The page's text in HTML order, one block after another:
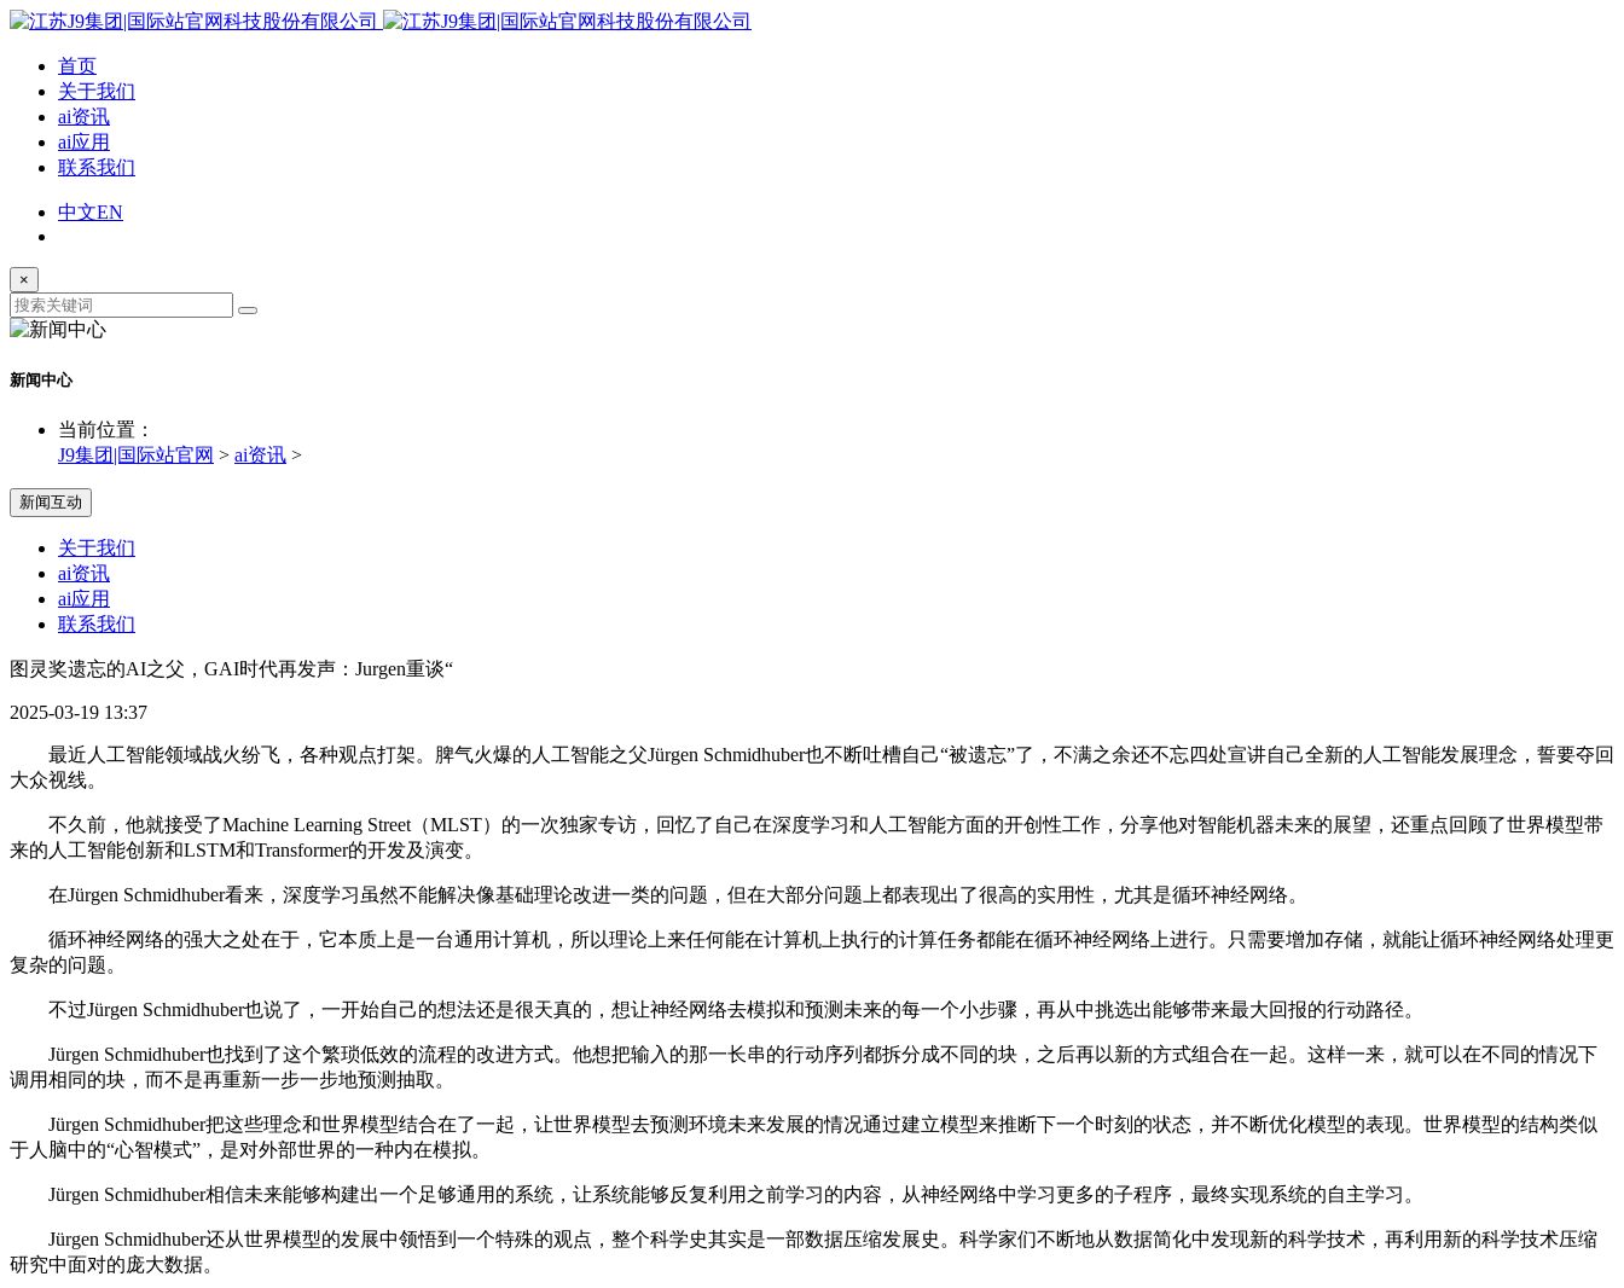
首页
关于我们
ai资讯
ai应用
联系我们
中文EN
×
新闻中心
当前位置：
J9集团|国际站官网 > ai资讯 >
新闻互动
关于我们
ai资讯
ai应用
联系我们
图灵奖遗忘的AI之父，GAI时代再发声：Jurgen重谈“
2025-03-19 13:37
最近人工智能领域战火纷飞，各种观点打架。脾气火爆的人工智能之父Jürgen Schmidhuber也不断吐槽自己“被遗忘”了，不满之余还不忘四处宣讲自己全新的人工智能发展理念，誓要夺回
大众视线。
不久前，他就接受了Machine Learning Street（MLST）的一次独家专访，回忆了自己在深度学习和人工智能方面的开创性工作，分享他对智能机器未来的展望，还重点回顾了世界模型带
来的人工智能创新和LSTM和Transformer的开发及演变。
在Jürgen Schmidhuber看来，深度学习虽然不能解决像基础理论改进一类的问题，但在大部分问题上都表现出了很高的实用性，尤其是循环神经网络。
循环神经网络的强大之处在于，它本质上是一台通用计算机，所以理论上来任何能在计算机上执行的计算任务都能在循环神经网络上进行。只需要增加存储，就能让循环神经网络处理更
复杂的问题。
不过Jürgen Schmidhuber也说了，一开始自己的想法还是很天真的，想让神经网络去模拟和预测未来的每一个小步骤，再从中挑选出能够带来最大回报的行动路径。
Jürgen Schmidhuber也找到了这个繁琐低效的流程的改进方式。他想把输入的那一长串的行动序列都拆分成不同的块，之后再以新的方式组合在一起。这样一来，就可以在不同的情况下
调用相同的块，而不是再重新一步一步地预测抽取。
Jürgen Schmidhuber把这些理念和世界模型结合在了一起，让世界模型去预测环境未来发展的情况通过建立模型来推断下一个时刻的状态，并不断优化模型的表现。世界模型的结构类似
于人脑中的“心智模式”，是对外部世界的一种内在模拟。
Jürgen Schmidhuber相信未来能够构建出一个足够通用的系统，让系统能够反复利用之前学习的内容，从神经网络中学习更多的子程序，最终实现系统的自主学习。
Jürgen Schmidhuber还从世界模型的发展中领悟到一个特殊的观点，整个科学史其实是一部数据压缩发展史。科学家们不断地从数据简化中发现新的科学技术，再利用新的科学技术压缩
研究中面对的庞大数据。